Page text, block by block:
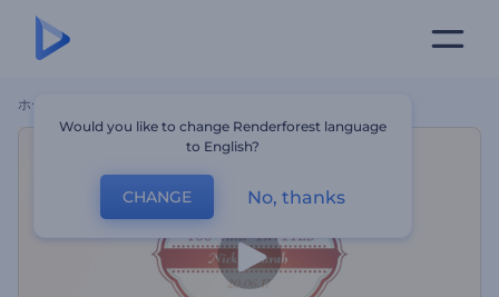
ホーム
Would you like to change Renderforest language
to English?
CHANGE No, thanks